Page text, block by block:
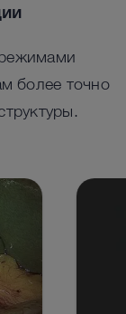
более точно